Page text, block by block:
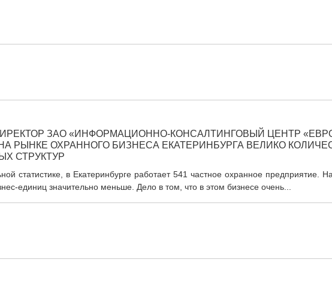
ЗАО «ИНФОРМАЦИОННО-КОНСАЛТИНГОВЫЙ ЦЕНТР
РЫНКЕ ОХРАННОГО БИЗНЕСА ЕКАТЕРИНБУРГА ВЕЛИКО
СТРУКТУР
статистике, в Екатеринбурге работает 541 частное охранное предприятие.
единиц значительно меньше. Дело в том, что в этом бизнесе очень...